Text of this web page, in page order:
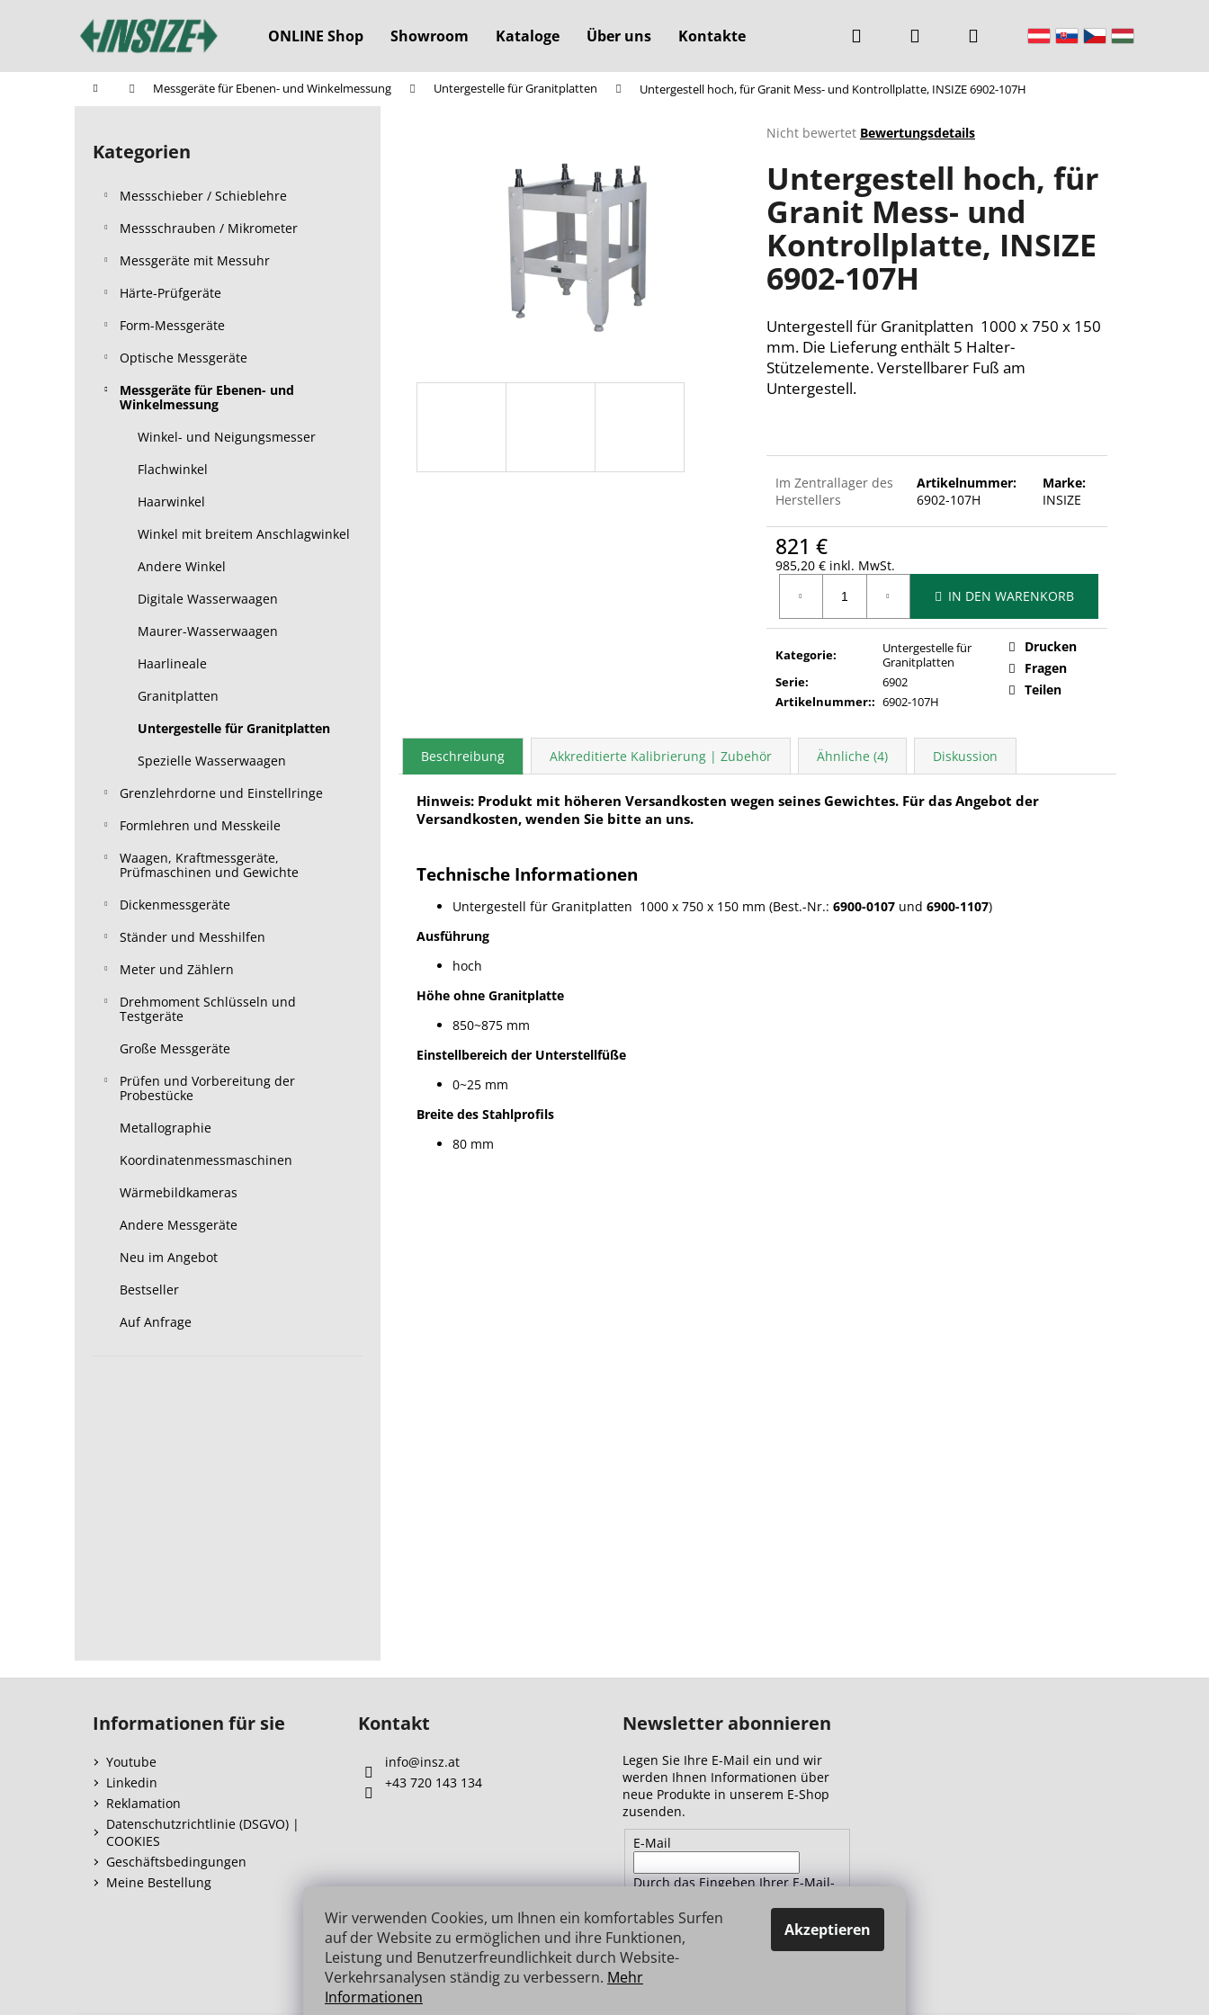
Wir verwenden Cookies, um Ihnen ein komfortables Surfen
auf der Website zu ermöglichen und ihre Funktionen,
Leistung und Benutzerfreundlichkeit durch Website-
Verkehrsanalysen ständig zu verbessern. Mehr
Informationen
Akzeptieren
ONLINE Shop Showroom Kataloge Über uns Kontakte Suchen Warenkorb
StartseiteMessgeräte für Ebenen- und Winkelmessung Untergestelle für Granitplatten Untergestell hoch, für Granit Mess- und Kontrollplatte, INSIZE 6902-107H
S
Kategorien
überspringen
Kategorien
Messschieber / Schieblehre
Messschrauben / Mikrometer
Messgeräte mit Messuhr
Härte-Prüfgeräte
Form-Messgeräte
Optische Messgeräte
Messgeräte für Ebenen- und
Winkelmessung
Winkel- und Neigungsmesser
Flachwinkel
Haarwinkel
Winkel mit breitem Anschlagwinkel
Andere Winkel
Digitale Wasserwaagen
Maurer-Wasserwaagen
Haarlineale
Granitplatten
Untergestelle für Granitplatten
Spezielle Wasserwaagen
Grenzlehrdorne und Einstellringe
Formlehren und Messkeile
Waagen, Kraftmessgeräte,
Prüfmaschinen und Gewichte
Dickenmessgeräte
Ständer und Messhilfen
Meter und Zählern
Drehmoment Schlüsseln und
Testgeräte
Große Messgeräte
Prüfen und Vorbereitung der
Probestücke
Metallographie
Koordinatenmessmaschinen
Wärmebildkameras
Andere Messgeräte
Neu im Angebot
Bestseller
Auf Anfrage
Die
Produktbewertung
ist
0,0
von
5
Sternen.
Nicht bewertet Bewertungsdetails
Untergestell hoch, für
Granit Mess- und
Kontrollplatte, INSIZE
6902-107H
Untergestell für Granitplatten 1000 x 750 x 150
mm. Die Lieferung enthält 5 Halter-
Stützelemente. Verstellbarer Fuß am
Untergestell.
Im Zentrallager des
Herstellers
Artikelnummer:
6902-107H
Marke:
INSIZE
821 €
985,20 € inkl. MwSt.
IN DEN WARENKORB
Kategorie:
Untergestelle für
Granitplatten
Serie:
6902
Artikelnummer:: 6902-107H
Drucken
Fragen
Teilen
Beschreibung Akkreditierte Kalibrierung | Zubehör Ähnliche (4) Diskussion
Hinweis: Produkt mit höheren Versandkosten wegen seines Gewichtes. Für das Angebot der
Versandkosten, wenden Sie bitte an uns.
Technische Informationen
Untergestell für Granitplatten 1000 x 750 x 150 mm (Best.-Nr.: 6900-0107 und 6900-1107)
Ausführung
hoch
Höhe ohne Granitplatte
850~875 mm
Einstellbereich der Unterstellfüße
0~25 mm
Breite des Stahlprofils
80 mm
e
Zurück
zum
Zurück
zum
Was suchen Sie?
SUCHEN
Wir empfehlen
Informationen für sie
Youtube
Linkedin
Reklamation
Datenschutzrichtlinie (DSGVO) |
COOKIES
Geschäftsbedingungen
Meine Bestellung
Kontakt
info@insz.at
+43 720 143 134
Newsletter abonnieren
Legen Sie Ihre E-Mail ein und wir
werden Ihnen Informationen über
neue Produkte in unserem E-Shop
zusenden.
E-Mail
Durch das Eingeben Ihrer E-Mail-
Datenschutzbestimmungen zu.
ANMELDEN